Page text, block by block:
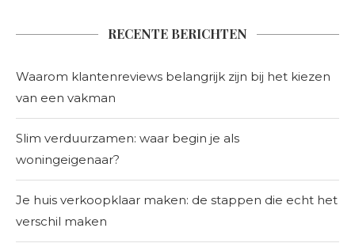
RECENTE BERICHTEN
Waarom klantenreviews belangrijk zijn bij het kiezen
van een vakman
Slim verduurzamen: waar begin je als
woningeigenaar?
Je huis verkoopklaar maken: de stappen die echt het
verschil maken